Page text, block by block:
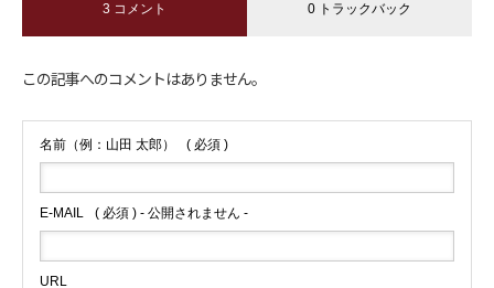
3 コメント 0 トラックバック
この記事へのコメントはありません。
名前（例：山田 太郎） ( 必須 )
E-MAIL ( 必須 ) - 公開されません -
URL